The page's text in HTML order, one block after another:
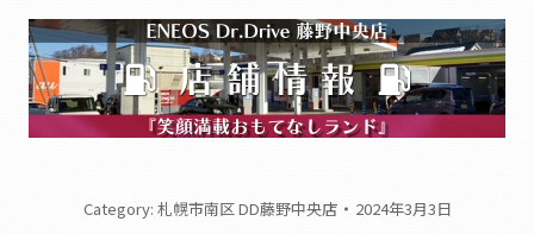
Category: 札幌市南区 DD藤野中央店 2024年3月3日